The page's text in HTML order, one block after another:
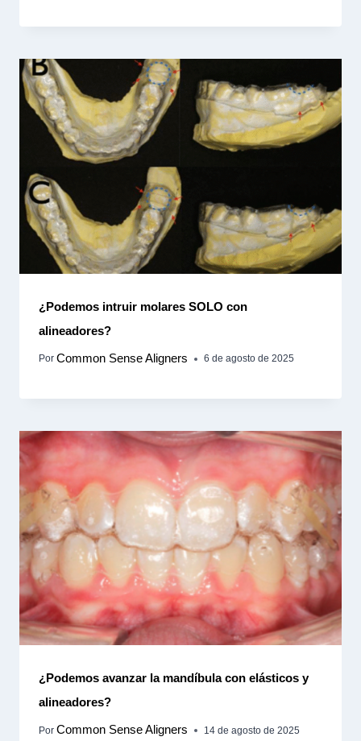
¿Podemos intruir molares SOLO con
alineadores?
Por Common Sense Aligners 6 de agosto de 2025
¿Podemos avanzar la mandíbula con elásticos y
alineadores?
Por Common Sense Aligners 14 de agosto de 2025